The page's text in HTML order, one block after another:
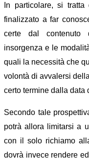
In particolare, si
finalizzato a far
certe dal contenuto
insorgenza e le
quali la necessità che
volontà di avvalersi
certo termine dalla data
Secondo tale
potrà allora limitarsi a
con il solo richiamo
dovrà invece rendere